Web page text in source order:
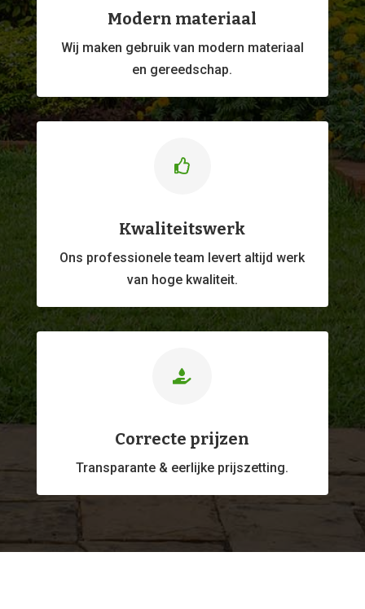
Modern materiaal
Wij maken gebruik van modern materiaal
en gereedschap.

Kwaliteitswerk
Ons professioneleteam levert altijd werk
van hoge kwaliteit.

Correcte prijzen
Transparante & eerlijke prijszetting.